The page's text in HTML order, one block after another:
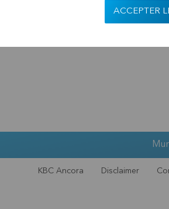
KBC Ancora Disclaimer
ACCEPTER